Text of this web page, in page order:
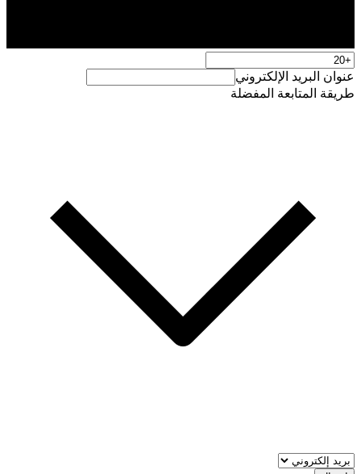
عنوان البريد الإلكتروني
طريقة المتابعة المفضلة